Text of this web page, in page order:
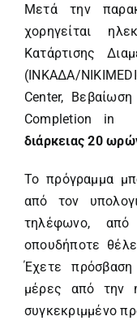
Μετά την
χορηγείται
Κατάρτισης
(ΙΝΚΑΔΑ/
Center,
Completion in
διάρκειας 20
Το πρόγραμμα
από τον
τηλέφωνο, από
οπουδήποτε
Έχετε
μέρες από την
συγκεκριμμένο